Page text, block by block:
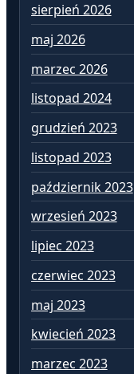
sierpień 2026
maj 2026
marzec 2026
listopad 2024
grudzień 2023
listopad 2023
październik 2023
wrzesień 2023
lipiec 2023
czerwiec 2023
maj 2023
kwiecień 2023
marzec 2023